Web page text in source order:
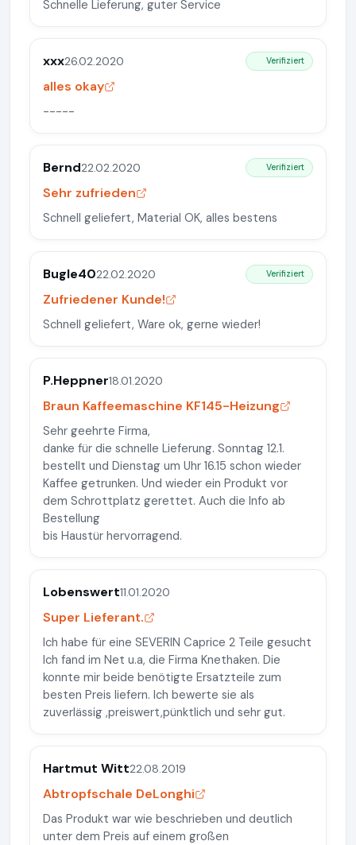
Schnelle Lieferung, guter Service
xxx26.02.2020 Verifiziert
alles okay
-----
Bernd22.02.2020 Verifiziert
Sehr zufrieden
Schnell geliefert, Material OK, alles bestens
Bugle4022.02.2020 Verifiziert
Zufriedener Kunde!
Schnell geliefert, Ware ok, gerne wieder!
P.Heppner18.01.2020
Braun Kaffeemaschine KF145-Heizung
Sehr geehrte Firma,
danke für die schnelle Lieferung. Sonntag 12.1.
bestellt und Dienstag um Uhr 16.15 schon wieder
Kaffee getrunken. Und wieder ein Produkt vor
dem Schrottplatz gerettet. Auch die Info ab
Bestellung
bis Haustür hervorragend.
Lobenswert11.01.2020
Super Lieferant.
Ich habe für eine SEVERIN Caprice 2 Teile gesucht
Ich fand im Net u.a, die Firma Knethaken. Die
konnte mir beide benötigte Ersatzteile zum
besten Preis liefern. Ich bewerte sie als
zuverlässig ,preiswert,pünktlich und sehr gut.
Hartmut Witt22.08.2019
Abtropfschale DeLonghi
Das Produkt war wie beschrieben und deutlich
unter dem Preis auf einem großen